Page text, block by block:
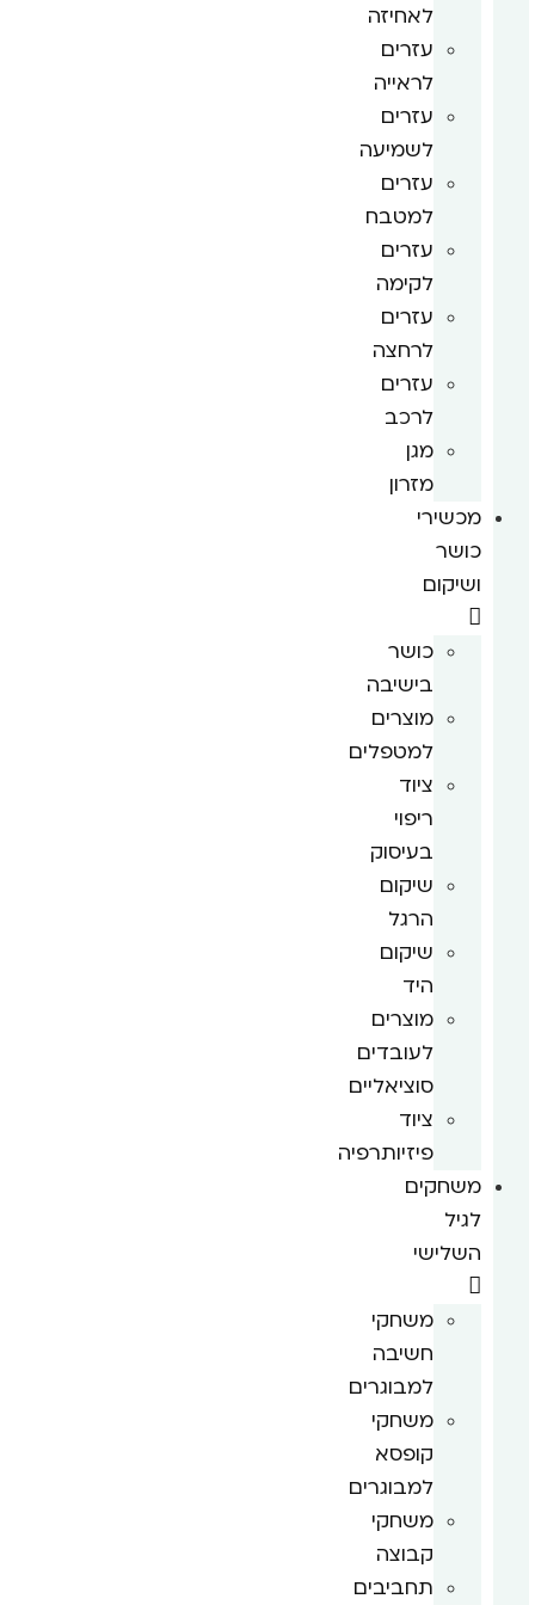
לאחיזה
עזרים
לראייה
עזרים
לשמיעה
עזרים
למטבח
עזרים
לקימה
עזרים
לרחצה
עזרים
לרכב
מגן
מזרון
מכשירי
כושר
ושיקום
כושר
בישיבה
מוצרים
למטפלים
ציוד
ריפוי
בעיסוק
שיקום
הרגל
שיקום
היד
מוצרים
לעובדים
סוציאליים
ציוד
פיזיותרפיה
משחקים
לגיל
השלישי
משחקי
חשיבה
למבוגרים
משחקי
קופסא
למבוגרים
משחקי
קבוצה
תחביבים